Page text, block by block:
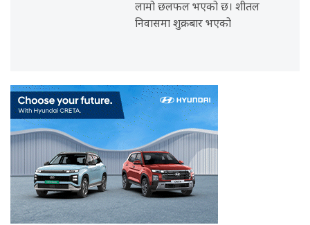
लामो छलफल भएको छ। शीतल
निवासमा शुक्रबार भएको